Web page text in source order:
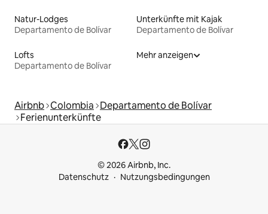
Natur-Lodges
Departamento de Bolívar
Unterkünfte mit Kajak
Departamento de Bolívar
Lofts
Departamento de Bolívar
Mehr anzeigen
Airbnb Colombia Departamento de Bolívar
Ferienunterkünfte
© 2026 Airbnb, Inc.
Datenschutz
Nutzungsbedingungen